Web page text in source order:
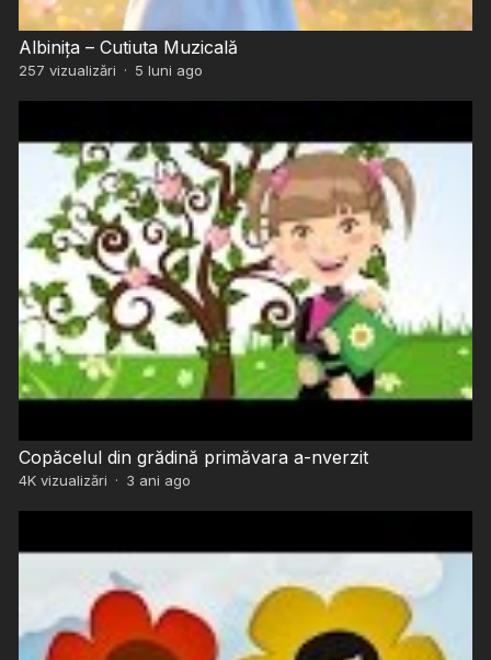
Albinița – Cutiuta Muzicală
257 vizualizări · 5 luni ago
Copăcelul din grădină primăvara a-nverzit
4Kvizualizări · 3 ani ago